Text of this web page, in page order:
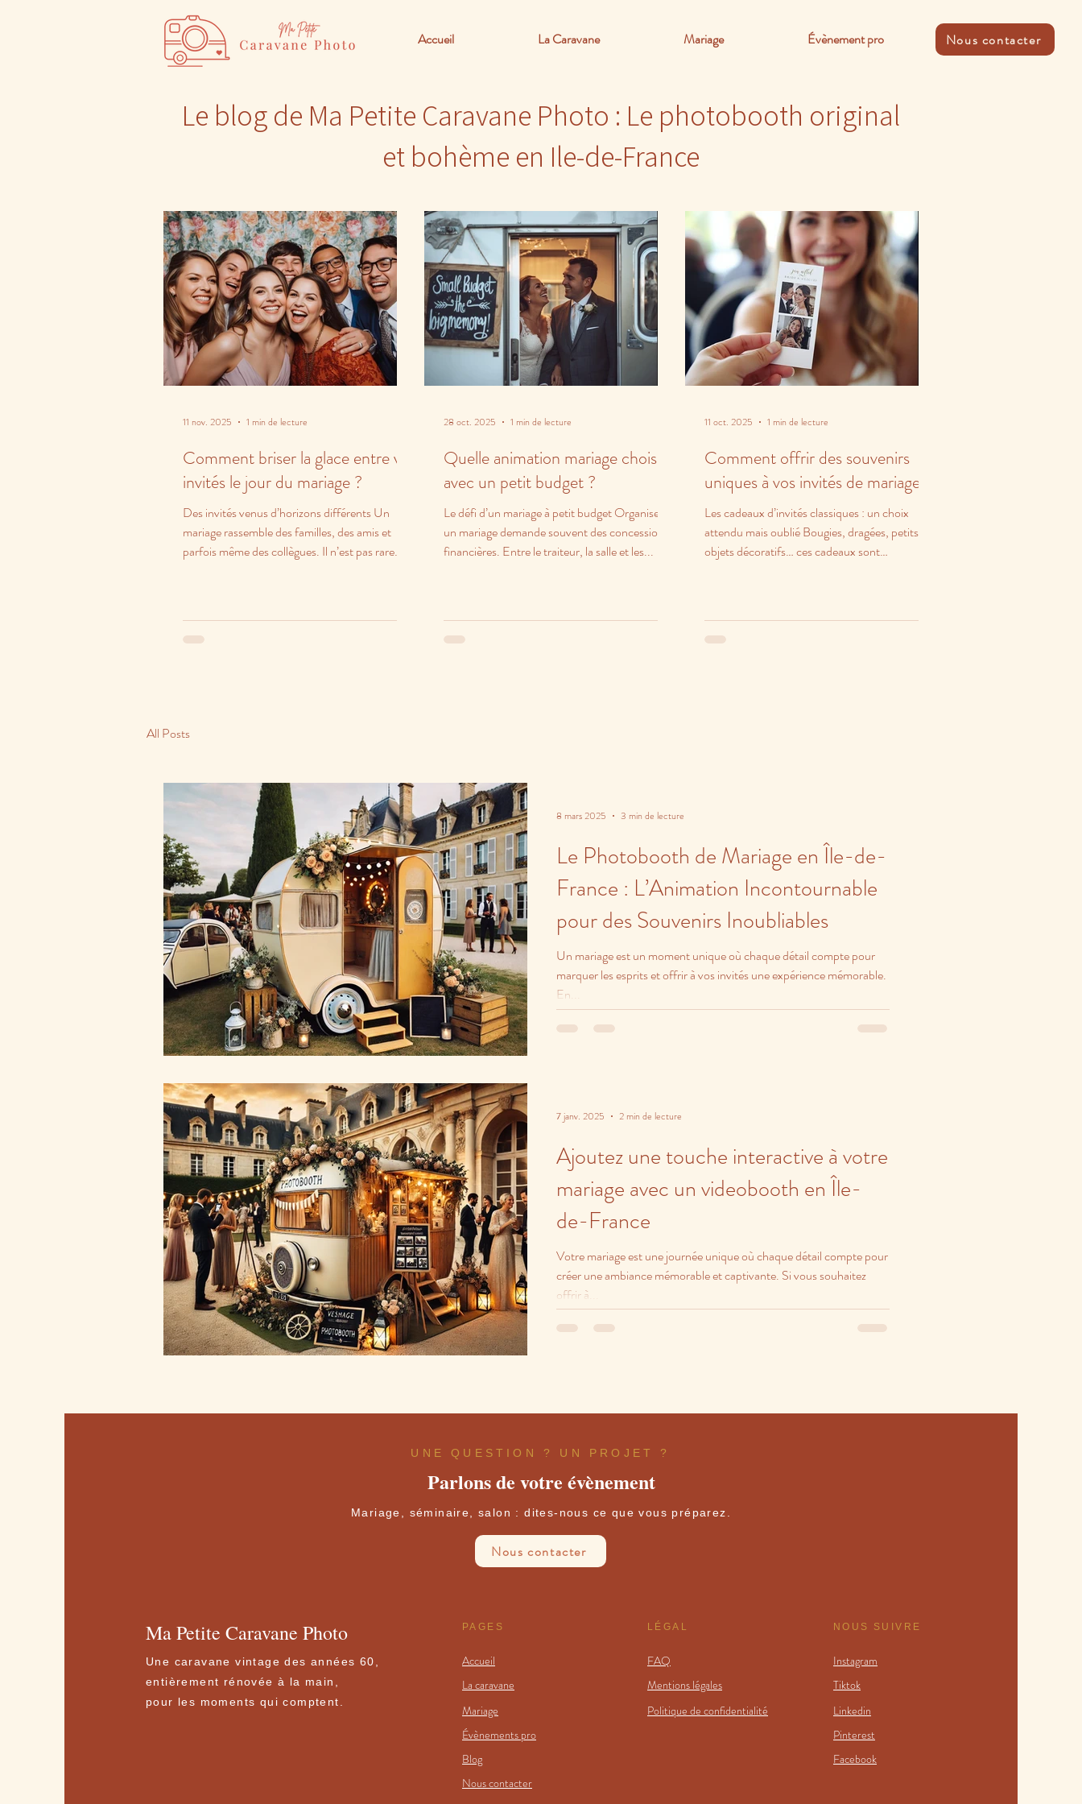
Accueil La Caravane Mariage Évènement pro Nous contacter
Le blog de Ma Petite Caravane Photo : Le photobooth original
et bohème en Ile-de-France
Comment briser la glace entre vos
invités le jour du mariage ?
Des invités venus d’horizons différents Un
mariage rassemble des familles, des amis et
parfois même des collègues. Il n’est pas rare
11 nov. 2025 1 min de lecture
Quelle animation mariage choisir
avec un petit budget ?
Le défi d’un mariage à petit budget Organiser
un mariage demande souvent des concessions
financières. Entre le traiteur, la salle et les...
28 oct. 2025 1 min de lecture
Comment offrir des souvenirs
uniques à vos invités de mariage ?
Les cadeaux d’invités classiques : un choix
attendu mais oublié Bougies, dragées, petits
objets décoratifs… ces cadeaux sont
11 oct. 2025 1 min de lecture
All Posts
Le Photobooth de Mariage en Île-de-
France : L’Animation Incontournable
pour des Souvenirs Inoubliables
Un mariage est un moment unique où chaque détail compte pour
marquer les esprits et offrir à vos invités une expérience mémorable.
En...
8 mars 2025 3 min de lecture
Ajoutez une touche interactive à votre
mariage avec un videobooth en Île-
de-France
Votre mariage est une journée unique où chaque détail compte pour
créer une ambiance mémorable et captivante. Si vous souhaitez
offrir à...
7 janv. 2025 2 min de lecture
UNE QUESTION ? UN PROJET ?
Parlons de votre évènement
Mariage, séminaire, salon : dites-nous ce que vous préparez.
Nous contacter
Ma Petite Caravane Photo
​​Une caravane vintage des années 60,
entièrement rénovée à la main,
pour les moments qui comptent.
PAGES
Accueil
La caravane
Mariage
Évènements pro
Blog
Nous contacter
LÉGAL
FAQ
Mentions légales
Politique de confidentialité
NOUS SUIVRE
Instagram
Tiktok
Linkedin
Pinterest
Facebook